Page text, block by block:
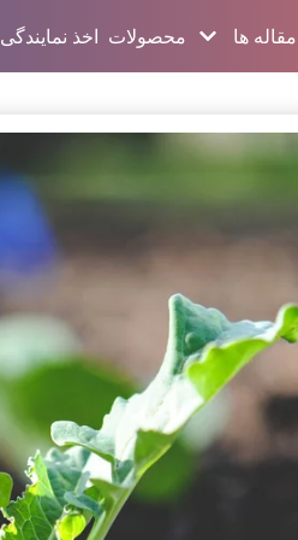
اخذ نمایندگی محصولات مقاله ها